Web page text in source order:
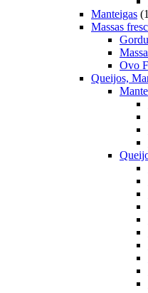
Manteigas 1
Massas
Ovo
Queijos,